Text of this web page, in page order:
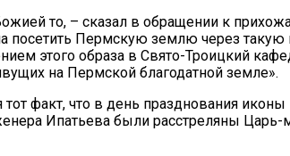
то, – сказал в обращении к
посетить Пермскую землю через
этого образа в Свято-Троицкий
на Пермской благодатной земле».
факт, что в день празднования
Ипатьева были расстреляны